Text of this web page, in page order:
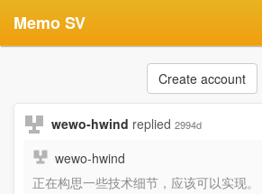
Memo SV
Create account
wewo-hwind replied 2994d
wewo-hwind
正在构思一些技术细节，应该可以实现。